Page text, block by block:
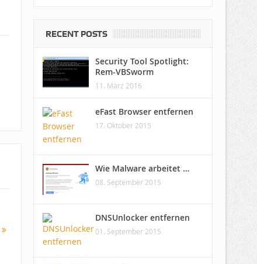
RECENT POSTS
Security Tool Spotlight:
Rem-VBSworm
11. März 2016
eFast Browser entfernen
17. Oktober 2015
Wie Malware arbeitet …
08. September 2015
DNSUnlocker entfernen
01. September 2015